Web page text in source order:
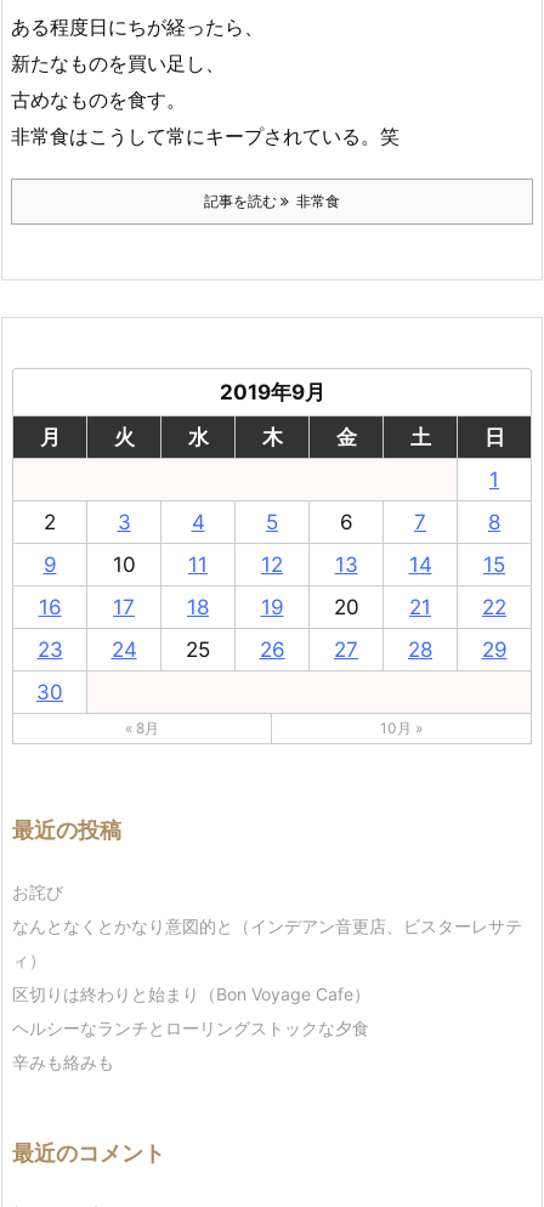
ある程度日にちが経ったら、
新たなものを買い足し、
古めなものを食す。
非常食はこうして常にキープされている。笑
記事を読む 非常食
2019年9月
月
火 水 木 金 土
日
1
2
3 4 5 6 7
8
9
10 11 12 13 14
15
16
17 18 19 20 21
22
23
24 25 26 27 28
29
30
« 8月 10月 »
最近の投稿
お詫び
なんとなくとかなり意図的と（インデアン音更店、ビスターレサテ
ィ）
区切りは終わりと始まり（Bon Voyage Cafe）
ヘルシーなランチとローリングストックな夕食
辛みも絡みも
最近のコメント